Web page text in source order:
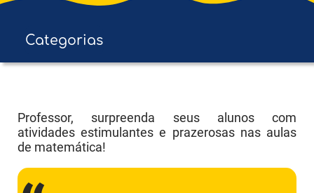
Categorias
E F - Anos Finais
Professor, surpreenda seus alunos com
atividades estimulantes e prazerosas nas aulas
de matemática!